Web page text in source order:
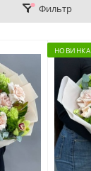
Фильтр
НОВИНКА